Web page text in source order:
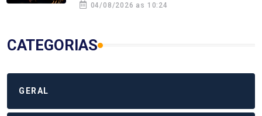
04/08/2026 as 10:24
CATEGORIAS
GERAL